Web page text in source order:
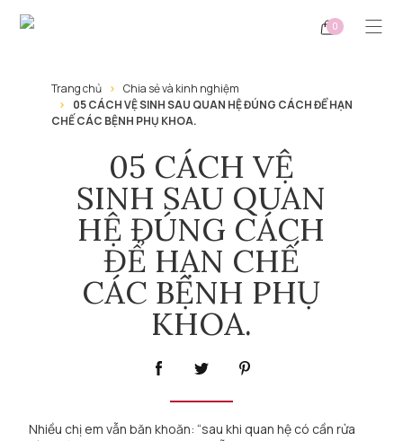
0
Trang chủ
Chia sẻ và kinh nghiệm
05 CÁCH VỆ SINH SAU QUAN HỆ ĐÚNG CÁCH ĐỂ HẠN
CHẾ CÁC BỆNH PHỤ KHOA.
05 CÁCH VỆ
SINH SAU QUAN
HỆ ĐÚNG CÁCH
ĐỂ HẠN CHẾ
CÁC BỆNH PHỤ
KHOA.
Nhiều chị em vẫn băn khoăn: “sau khi quan hệ có cần rửa